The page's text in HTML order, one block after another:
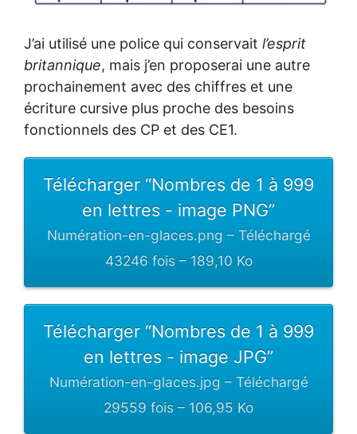
J’ai utilisé une police qui conservait l’esprit
britannique, mais j’en proposerai une autre
prochainement avec des chiffres et une
écriture cursive plus proche des besoins
fonctionnels des CP et des CE1.
Télécharger “Nombres de 1 à 999
en lettres - image PNG”
Numération-en-glaces.png – Téléchargé
43246 fois – 189,10 Ko
Télécharger “Nombres de 1 à 999
en lettres - image JPG”
Numération-en-glaces.jpg – Téléchargé
29559 fois – 106,95 Ko